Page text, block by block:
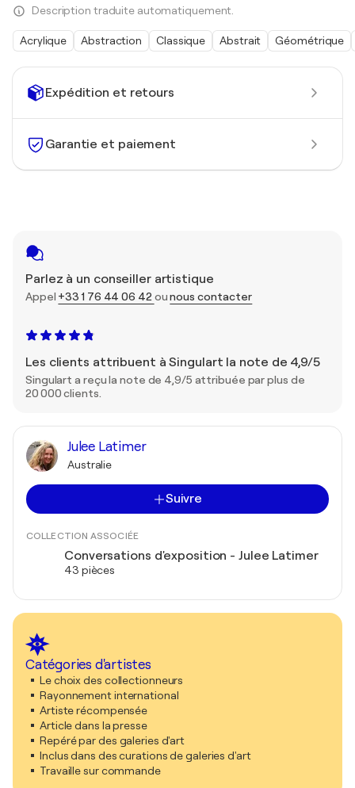
Expédition et retours
Garantie et paiement
Parlez à un conseiller artistique
Appel +33 1 76 44 06 42ounous contacter
Les clients attribuent à Singulart la note de 4,9/5
Singulart a reçu la note de 4,9/5 attribuée par plus de
20 000 clients.
Julee Latimer
Australie
Suivre
COLLECTION ASSOCIÉE
Conversations d'exposition - Julee Latimer
43 pièces
Catégories d'artistes
Le choix des collectionneurs
Rayonnement international
Artiste récompensée
Article dans la presse
Repéré par des galeries d'art
Inclus dans des curations de galeries d'art
Travaille sur commande
Description traduite automatiquement.
Acrylique Abstraction Classique Abstrait Géométrique